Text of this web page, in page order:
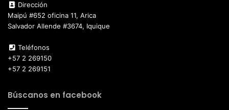
Dirección
Maipú #652 oficina 11, Arica
Salvador Allende #3674, Iquique
Teléfonos
+57 2 269150
+57 2 269151
Búscanos en facebook